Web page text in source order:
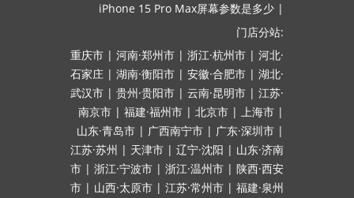
iPhone 15 Pro Max屏幕参数是多少 |
门店分站:
重庆市 | 河南·郑州市 | 浙江·杭州市 | 河北·
石家庄 | 湖南·衡阳市 | 安徽·合肥市 | 湖北·
武汉市 | 贵州·贵阳市 | 云南·昆明市 | 江苏·
南京市 | 福建·福州市 | 北京市 | 上海市 |
山东·青岛市 | 广西南宁市 | 广东·深圳市 |
江苏·苏州 | 天津市 | 辽宁·沈阳 | 山东·济南
市 | 浙江·宁波市 | 浙江·温州市 | 陕西·西安
市 | 山西·太原市 | 江苏·常州市 | 福建·泉州